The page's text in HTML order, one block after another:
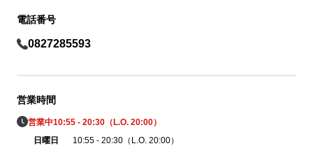
電話番号
0827285593
営業時間
営業中10:55 - 20:30（L.O. 20:00）
日曜日
10:55 - 20:30（L.O. 20:00）